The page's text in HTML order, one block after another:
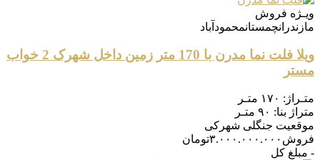
ویـژه فروش
مازندرانچمستانمحمودآباد
ویلا فلت نما مدرن با 170 متر زمین داخل شهرک 2 خواب
مستر
متـراژ: ۱۷۰ متـر
متراژ بنا: ۹۰ متـر
موقعیت جنگلی شهرکی
فروش ۳.۰۰۰.۰۰۰.۰۰۰تومان
- مبلغ کل